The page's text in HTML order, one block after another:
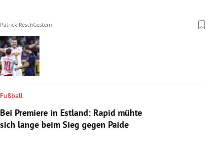
Patrick ReschGestern
Fußball
Bei Premiere in Estland: Rapid mühte
sich lange beim Sieg gegen Paide